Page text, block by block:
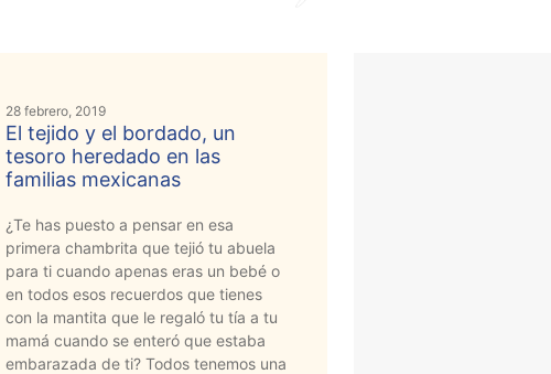
28 febrero, 2019
El tejido y el bordado, un
tesoro heredado en las
familias mexicanas
¿Te has puesto a pensar en esa
primera chambrita que tejió tu abuela
para ti cuando apenas eras un bebé o
en todos esos recuerdos que tienes
con la mantita que le regaló tu tía a tu
mamá cuando se enteró que estaba
embarazada de ti? Todos tenemos una